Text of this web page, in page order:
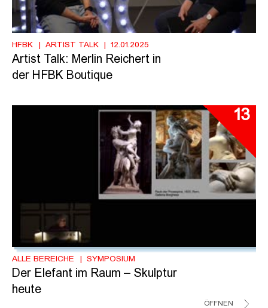
HFBK ARTIST TALK 12.01.2025
Artist Talk: Merlin Reichert in
der HFBK Boutique
13
ALLE BEREICHE SYMPOSIUM
Der Elefant im Raum – Skulptur
heute
ÖFFNEN